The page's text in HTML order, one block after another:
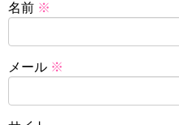
名前 ※
メール ※